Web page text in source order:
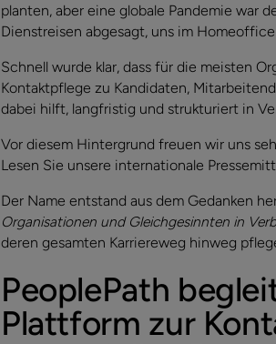
planten, aber eine globale Pandemie war
Dienstreisen abgesagt, uns im
Schnell wurde klar, dass für die meisten
Kontaktpflege zu Kandidaten,
dabei hilft, langfristig und strukturiert in
Vor diesem Hintergrund freuen wir uns
Lesen Sie unsere internationale
Der Name entstand aus dem Gedanken
Organisationen und Gleichgesinnten in
deren gesamten Karriereweg hinweg
PeoplePath
Plattform zur